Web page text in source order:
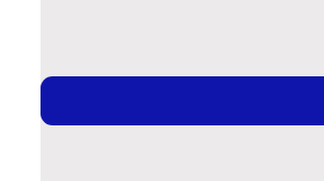
Reading